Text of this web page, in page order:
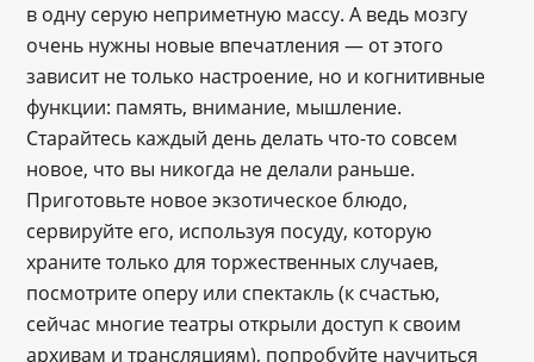
в одну серую неприметную массу. А ведь мозгу
очень нужны новые впечатления — от этого
зависит не только настроение, но и когнитивные
функции: память, внимание, мышление.
Старайтесь каждый день делать что-то совсем
новое, что вы никогда не делали раньше.
Приготовьте новое экзотическое блюдо,
сервируйте его, используя посуду, которую
храните только для торжественных случаев,
посмотрите оперу или спектакль (к счастью,
сейчас многие театры открыли доступ к своим
архивам и трансляциям), попробуйте научиться